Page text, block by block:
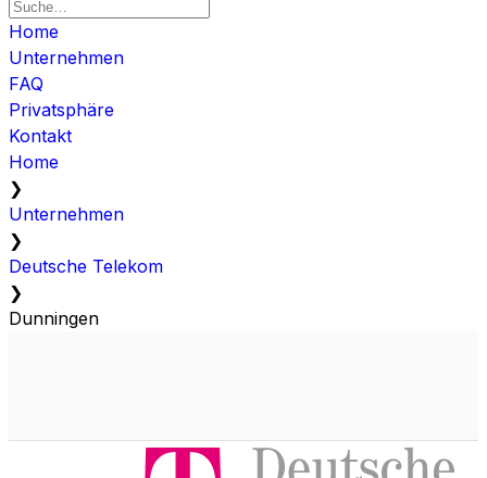
Home
Unternehmen
FAQ
Privatsphäre
Kontakt
Home
❯
Unternehmen
❯
Deutsche Telekom
❯
Dunningen